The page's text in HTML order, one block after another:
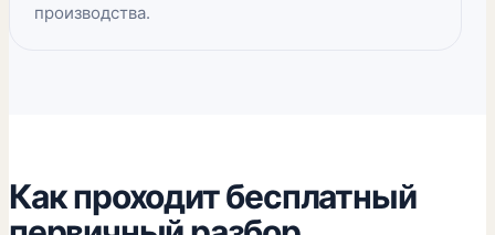
производства.
Как проходит бесплатный